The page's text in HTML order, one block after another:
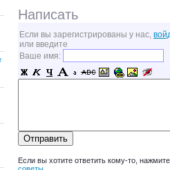
Написать
Если вы зарегистрированы у нас,
или введите
Ваше имя:
Если вы хотите ответить кому-то,